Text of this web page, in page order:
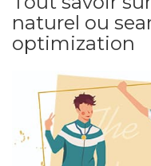
naturel ou
optimization